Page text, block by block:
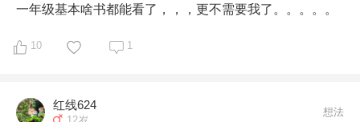
要那时候我俩都很忙。不过挑书我都还是用了心的，有仔
有段时间忙到不行，请了个阿姨接送照顾他，阿姨挺文艺
幼儿园老师有带他们每日读一些绘本。我们那个幼儿园是
一年级基本啥书都能看了，，，更不需要我了。。。。。
10 1
红线624
想法